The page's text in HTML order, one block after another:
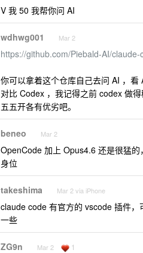
V 我 50 我帮你问 AI
wdhwg001 Mar 2
https://github.com/Piebald-AI/
你可以拿着这个仓库自己去问 AI ，
对比 Codex ，我记得之前 codex 做
五五开各有优劣吧。
beneo Mar 2
OpenCode 加上 Opus4.6 还是很猛
身位
takeshima Mar 2 via iPhone
claude code 有官方的 vscode 插件
一些
ZG9n Mar 2 1